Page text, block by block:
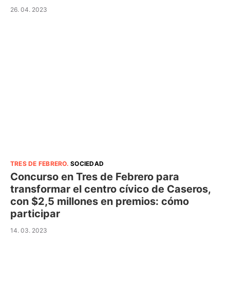
26. 04. 2023
TRES DE FEBRERO.SOCIEDAD
Concurso en Tres de Febrero para
transformar el centro cívico de Caseros,
con $2,5 millones en premios: cómo
participar
14. 03. 2023